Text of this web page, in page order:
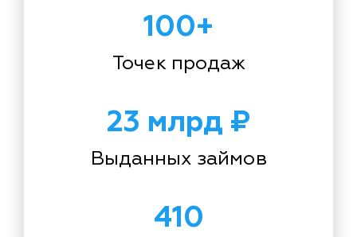
100+
Точек продаж
23 млрд ₽
Выданных займов
410